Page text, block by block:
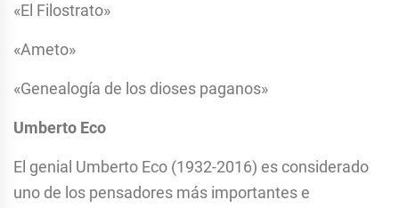
«El Filostrato»
«Ameto»
«Genealogía de los dioses paganos»
Umberto Eco
El genial Umberto Eco (1932-2016) es considerado
uno de los pensadores más importantes e